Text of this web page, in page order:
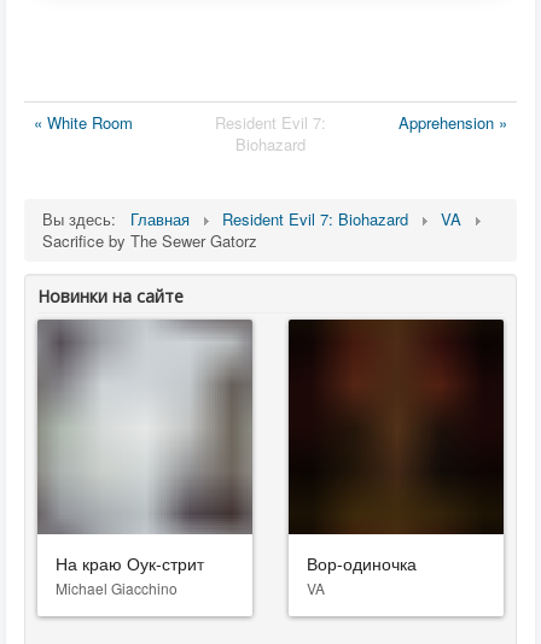
« White Room
Resident Evil 7:
Biohazard
Apprehension »
Вы здесь: Главная Resident Evil 7: Biohazard
VA
Sacrifice by The Sewer Gatorz
Новинки на сайте
На краю Оук-стрит
Michael Giacchino
Вор-одиночка
VA